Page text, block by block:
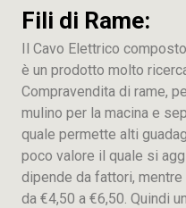
Fili di Rame:
Il Cavo Elettrico
è un prodotto molto
Compravendita di rame,
mulino per la macina e
quale permette alti
poco valore il quale si
dipende da fattori,
da €4,50 a €6,50. Quindi